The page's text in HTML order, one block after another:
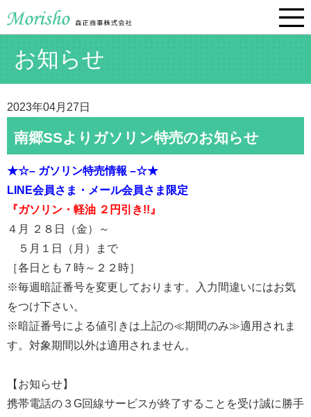
お知らせ
2023年04月27日
南郷SSよりガソリン特売のお知らせ
★☆– ガソリン特売情報 –☆★
LINE会員さま・メール会員さま限定
『ガソリン・軽油 ２円引き!!』
４月 ２８日（金）～
５月１日（月）まで
［各日とも７時～２２時］
※毎週暗証番号を変更しております。入力間違いにはお気
をつけ下さい。
※暗証番号による値引きは上記の≪期間のみ≫適用されま
す。対象期間以外は適用されません。
【お知らせ】
携帯電話の３G回線サービスが終了することを受け誠に勝手